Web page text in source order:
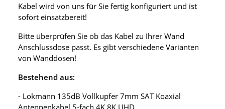
Kabel wird von uns für Sie fertig konfiguriert und ist
sofort einsatzbereit!
Bitte überprüfen Sie ob das Kabel zu Ihrer Wand
Anschlussdose passt. Es gibt verschiedene Varianten
von Wanddosen!
Bestehend aus:
- Lokmann 135dB Vollkupfer 7mm SAT Koaxial
Antennenkabel 5-fach 4K 8K UHD